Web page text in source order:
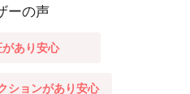
ーの声
あり安心
ションがあり安心